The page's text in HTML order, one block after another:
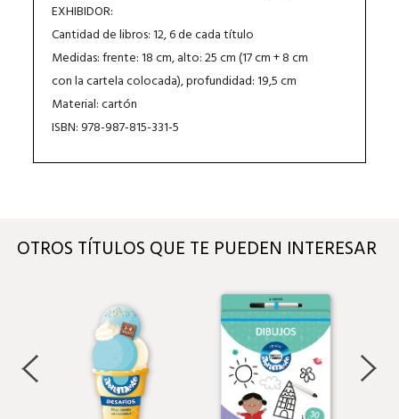
EXHIBIDOR:
Cantidad de libros: 12, 6 de cada título
Medidas: frente: 18 cm, alto: 25 cm (17 cm + 8 cm
con la cartela colocada), profundidad: 19,5 cm
Material: cartón
ISBN: 978-987-815-331-5
OTROS TÍTULOS QUE TE PUEDEN INTERESAR